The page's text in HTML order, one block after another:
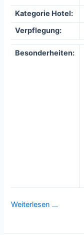
Kategorie Hotel:
Verpflegung:
Besonderheiten:
Weiterlesen …